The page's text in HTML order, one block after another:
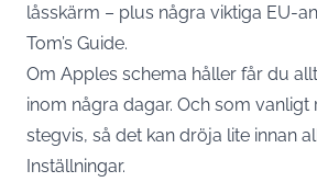
låsskärm – plus några viktiga EU-
Tom’s Guide.
Om Apples schema håller får du
inom några dagar. Och som vanligt
stegvis, så det kan dröja lite innan
Inställningar.